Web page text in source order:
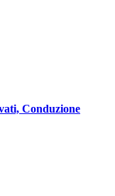
Conduzione